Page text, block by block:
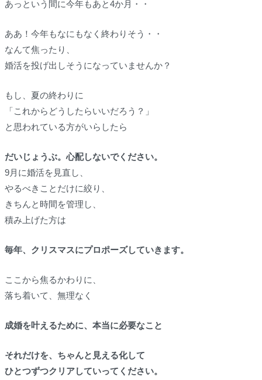
あっという間に今年もあと4か月・・
ああ！今年もなにもなく終わりそう・・
なんて焦ったり、
婚活を投げ出しそうになっていませんか？
もし、夏の終わりに
「これからどうしたらいいだろう？」
と思われている方がいらしたら
だいじょうぶ。心配しないでください。
9月に婚活を見直し、
やるべきことだけに絞り、
きちんと時間を管理し、
積み上げた方は
毎年、クリスマスにプロポーズしていきます。
ここから焦るかわりに、
落ち着いて、無理なく
成婚を叶えるために、本当に必要なこと
それだけを、ちゃんと見える化して
ひとつずつクリアしていってください。